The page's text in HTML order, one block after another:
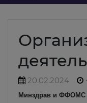
20.02.2024
Минздрав и ФФОМС